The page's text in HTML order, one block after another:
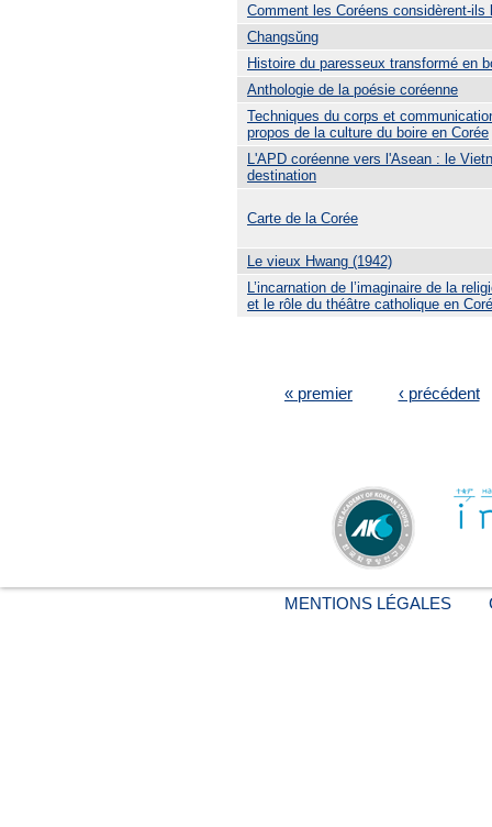
Comment les Coréens considèrent-ils
Changsŭng
Histoire du paresseux transformé en
Anthologie de la poésie coréenne
Techniques du corps et
propos de la culture du boire en Corée
L'APD coréenne vers l'Asean : le
destination
Carte de la Corée
Le vieux Hwang (1942)
L’incarnation de l’imaginaire de la
et le rôle du théâtre catholique en
« premier ‹ précédent
MENTIONS LÉGALES